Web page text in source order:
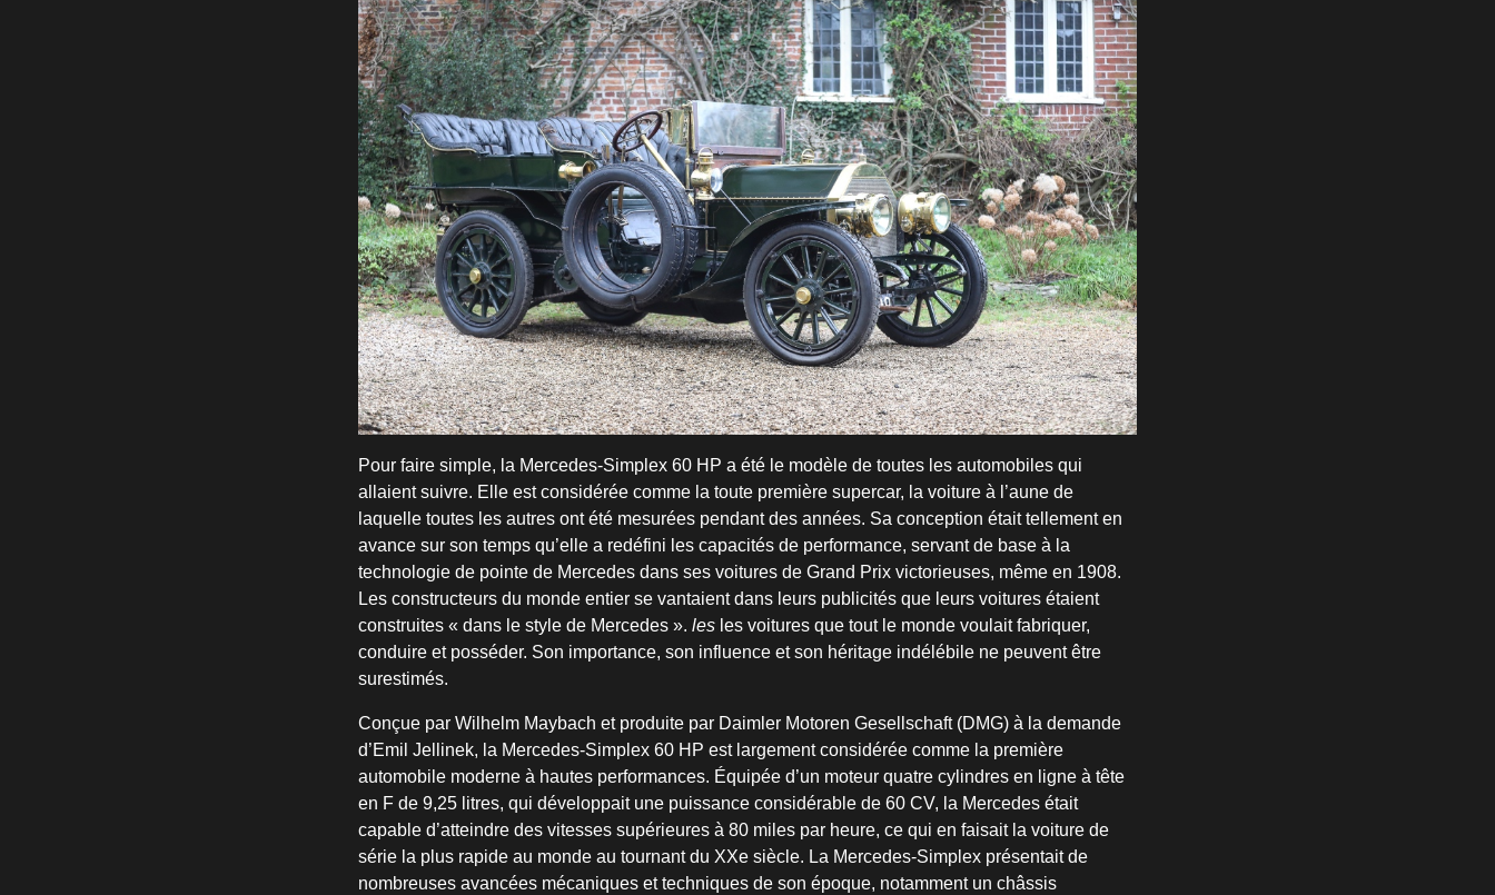
Pour faire simple, la Mercedes-Simplex 60 HP a été le modèle de toutes les automobiles qui
allaient suivre. Elle est considérée comme la toute première supercar, la voiture à l’aune de
laquelle toutes les autres ont été mesurées pendant des années. Sa conception était tellement en
avance sur son temps qu’elle a redéfini les capacités de performance, servant de base à la
technologie de pointe de Mercedes dans ses voitures de Grand Prix victorieuses, même en 1908.
Les constructeurs du monde entier se vantaient dans leurs publicités que leurs voitures étaient
construites « dans le style de Mercedes ». les les voitures que tout le monde voulait fabriquer,
conduire et posséder. Son importance, son influence et son héritage indélébile ne peuvent être
surestimés.
Conçue par Wilhelm Maybach et produite par Daimler Motoren Gesellschaft (DMG) à la demande
d’Emil Jellinek, la Mercedes-Simplex 60 HP est largement considérée comme la première
automobile moderne à hautes performances. Équipée d’un moteur quatre cylindres en ligne à tête
en F de 9,25 litres, qui développait une puissance considérable de 60 CV, la Mercedes était
capable d’atteindre des vitesses supérieures à 80 miles par heure, ce qui en faisait la voiture de
série la plus rapide au monde au tournant du XXe siècle. La Mercedes-Simplex présentait de
nombreuses avancées mécaniques et techniques de son époque, notamment un châssis